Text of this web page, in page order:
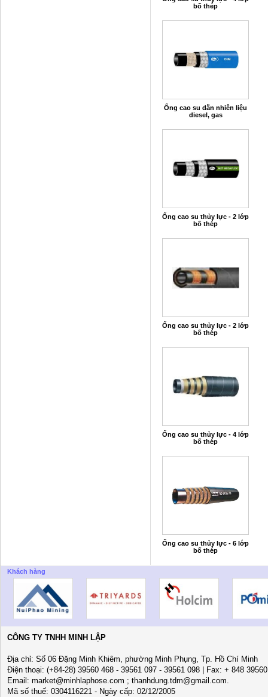
bố thép
Ống cao su dẫn nhiên liệu
diesel, gas
Ống cao su thủy lực - 2 lớp
bố thép
Ống cao su thủy lực - 2 lớp
bố thép
Ống cao su thủy lực - 4 lớp
bố thép
Ống cao su thủy lực - 6 lớp
bố thép
Khách hàng
CÔNG TY TNHH MINH LẬP
Địa chỉ: Số 06 Đặng Minh Khiêm, phường Minh Phụng, Tp. Hồ Chí Minh
Điện thoại: (+84-28) 39560 468 - 39561 097 - 39561 098 | Fax: + 848
Email: market@minhlaphose.com ; thanhdung.tdm@gmail.com.
Mã số thuế: 0304116221 - Ngày cấp: 02/12/2005